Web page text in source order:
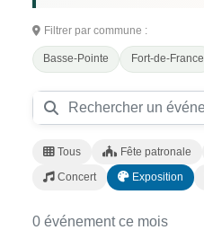
Filtrer par commune :
Basse-Pointe Fort-de-France
Tous Fête patronale
Concert Exposition
0 événement ce mois